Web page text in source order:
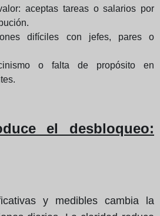
aceptas tareas o salarios por
difíciles con jefes, pares o
o falta de propósito en
el desbloqueo:
y medibles cambia la